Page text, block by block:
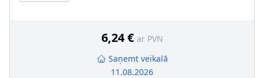
6,24 € ar PVN
Saņemt veikalā
11.08.2026